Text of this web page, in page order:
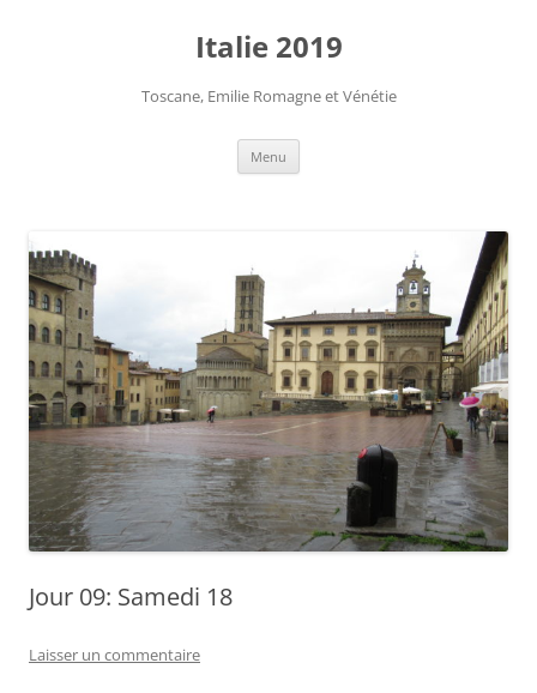
Italie 2019
Toscane, Emilie Romagne et Vénétie
Menu
Jour 09: Samedi 18
Laisser un commentaire